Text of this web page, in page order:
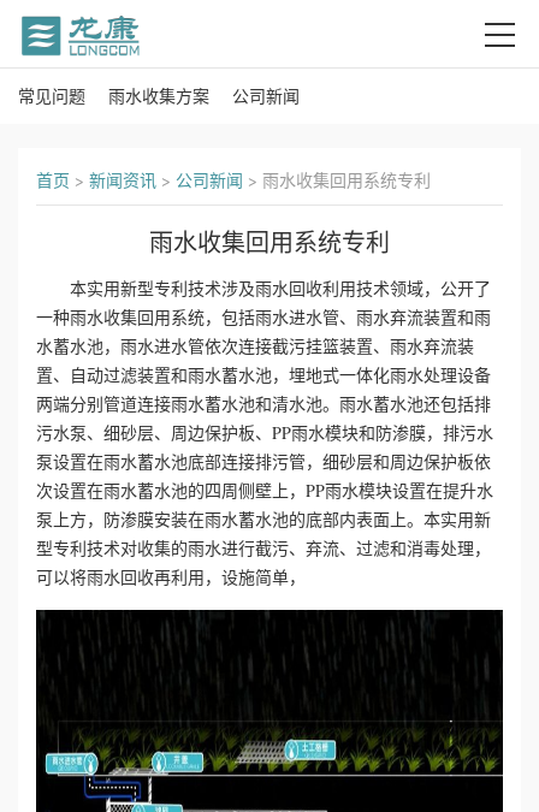
首
关
我
产
常见问题 雨水收集方案 公司新闻
首页 > 新闻资讯 > 公司新闻 > 雨水收集回用系统专利
雨水收集回用系统专利
本实用新型专利技术涉及雨水回收利用技术领域，公开了
一种雨水收集回用系统，包括雨水进水管、雨水弃流装置和雨
水蓄水池，雨水进水管依次连接截污挂篮装置、雨水弃流装
置、自动过滤装置和雨水蓄水池，埋地式一体化雨水处理设备
两端分别管道连接雨水蓄水池和清水池。雨水蓄水池还包括排
污水泵、细砂层、周边保护板、PP雨水模块和防渗膜，排污水
泵设置在雨水蓄水池底部连接排污管，细砂层和周边保护板依
次设置在雨水蓄水池的四周侧壁上，PP雨水模块设置在提升水
泵上方，防渗膜安装在雨水蓄水池的底部内表面上。本实用新
型专利技术对收集的雨水进行截污、弃流、过滤和消毒处理，
可以将雨水回收再利用，设施简单，